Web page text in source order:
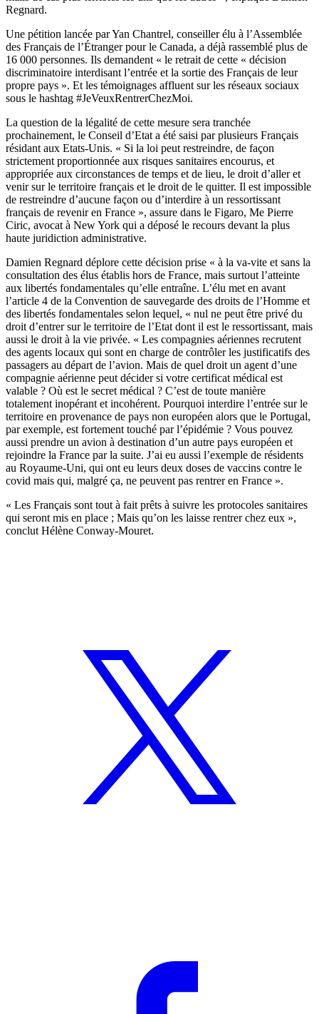
Regnard.
Une pétition lancée par Yan Chantrel, conseiller élu à l’Assemblée
des Français de l’Étranger pour le Canada, a déjà rassemblé plus de
16 000 personnes. Ils demandent « le retrait de cette « décision
discriminatoire interdisant l’entrée et la sortie des Français de leur
propre pays ». Et les témoignages affluent sur les réseaux sociaux
sous le hashtag #JeVeuxRentrerChezMoi.
La question de la légalité de cette mesure sera tranchée
prochainement, le Conseil d’Etat a été saisi par plusieurs Français
résidant aux Etats-Unis. « Si la loi peut restreindre, de façon
strictement proportionnée aux risques sanitaires encourus, et
appropriée aux circonstances de temps et de lieu, le droit d’aller et
venir sur le territoire français et le droit de le quitter. Il est impossible
de restreindre d’aucune façon ou d’interdire à un ressortissant
français de revenir en France », assure dans le Figaro, Me Pierre
Ciric, avocat à New York qui a déposé le recours devant la plus
haute juridiction administrative.
Damien Regnard déplore cette décision prise « à la va-vite et sans la
consultation des élus établis hors de France, mais surtout l’atteinte
aux libertés fondamentales qu’elle entraîne. L’élu met en avant
l’article 4 de la Convention de sauvegarde des droits de l’Homme et
des libertés fondamentales selon lequel, « nul ne peut être privé du
droit d’entrer sur le territoire de l’Etat dont il est le ressortissant, mais
aussi le droit à la vie privée. « Les compagnies aériennes recrutent
des agents locaux qui sont en charge de contrôler les justificatifs des
passagers au départ de l’avion. Mais de quel droit un agent d’une
compagnie aérienne peut décider si votre certificat médical est
valable ? Où est le secret médical ? C’est de toute manière
totalement inopérant et incohérent. Pourquoi interdire l’entrée sur le
territoire en provenance de pays non européen alors que le Portugal,
par exemple, est fortement touché par l’épidémie ? Vous pouvez
aussi prendre un avion à destination d’un autre pays européen et
rejoindre la France par la suite. J’ai eu aussi l’exemple de résidents
au Royaume-Uni, qui ont eu leurs deux doses de vaccins contre le
covid mais qui, malgré ça, ne peuvent pas rentrer en France ».
« Les Français sont tout à fait prêts à suivre les protocoles sanitaires
qui seront mis en place ; Mais qu’on les laisse rentrer chez eux »,
conclut Hélène Conway-Mouret.